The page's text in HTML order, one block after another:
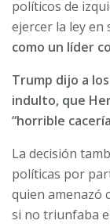
políticos de
ejercer la ley en
como un líder
Trump dijo a
indulto, que
“horrible
La decisión
políticas por
quien amenazó
si no triunfaba